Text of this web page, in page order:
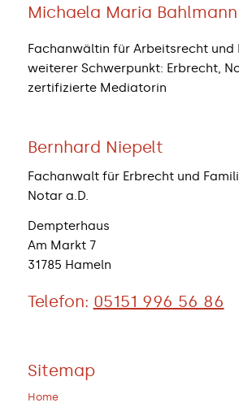
Michaela Maria Bahlmann
Fachanwältin für Arbeitsrecht und
weiterer Schwerpunkt: Erbrecht,
zertifizierte Mediatorin
Bernhard Niepelt
Fachanwalt für Erbrecht und
Notar a.D.
Dempterhaus
Am Markt 7
31785 Hameln
Telefon: 05151 996 56 86
Sitemap
Home